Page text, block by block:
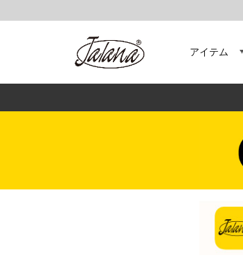
アイテム